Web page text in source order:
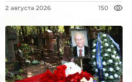
2 августа 2026 150